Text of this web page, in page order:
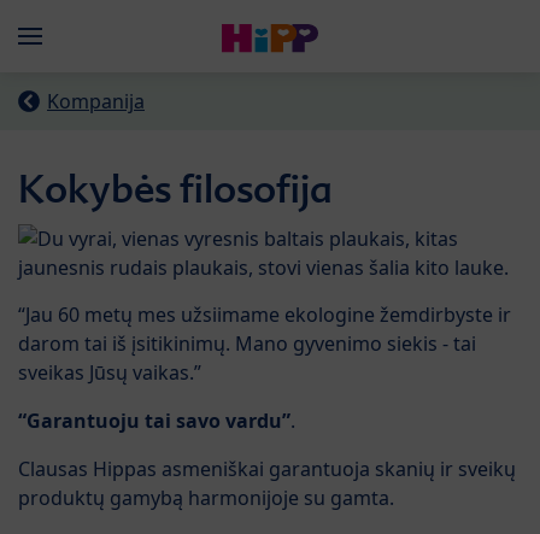
Menü
Kompanija
Kokybės filosofija
“Jau 60 metų mes užsiimame ekologine žemdirbyste ir
darom tai iš įsitikinimų. Mano gyvenimo siekis - tai
sveikas Jūsų vaikas.”
“Garantuoju tai savo vardu”.
Clausas Hippas asmeniškai garantuoja skanių ir sveikų
produktų gamybą harmonijoje su gamta.